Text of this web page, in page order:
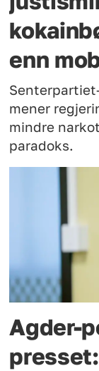
enn
mener
mindre
paradoks.
Agder-